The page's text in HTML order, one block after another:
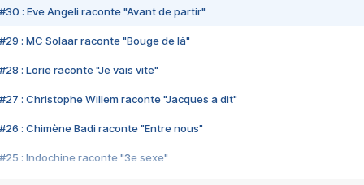
#30 : Eve Angeli raconte "Avant de partir"
#29 : MC Solaar raconte "Bouge de là"
#28 : Lorie raconte "Je vais vite"
#27 : Christophe Willem raconte "Jacques a dit"
#26 : Chimène Badi raconte "Entre nous"
#25 : Indochine raconte "3e sexe"